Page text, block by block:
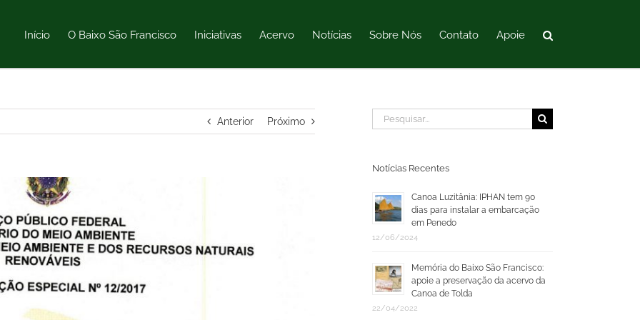
Início O Baixo São Francisco Iniciativas Acervo Notícias Sobre Nós Contato Apoie
Anterior Próximo
Buscar
resultados
Notícias Recentes
Canoa Luzitânia: IPHAN tem 90
dias para instalar a embarcação
em Penedo
12/06/2024
Memória do Baixo São Francisco:
apoie a preservação da acervo da
Canoa de Tolda
22/04/2022